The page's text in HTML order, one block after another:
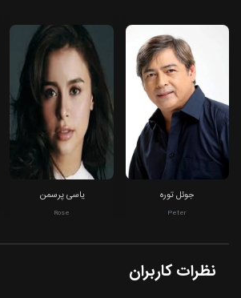
جوئل توره
Peter
یاسی پرسمن
Rose
نظرات کاربران